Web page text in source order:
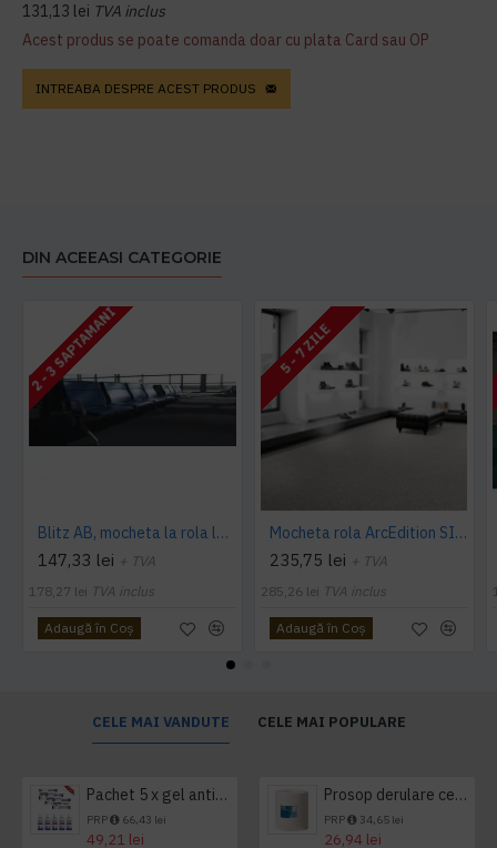
131,13 lei TVA inclus
Acest produs se poate comanda doar cu plata Card sau OP
INTREABA DESPRE ACEST PRODUS
DIN ACEEASI CATEGORIE
2 - 3 SAPTAMANI
Blitz AB, mocheta la rola latime 4 m, Balta Industries
147,33 lei + TVA
178,27 lei TVA inclus
Adaugă în Coş
5 - 7 ZILE
Mocheta rola ArcEdition SIRIOUS AB
235,75 lei + TVA
285,26 lei TVA inclus
Adaugă în Coş
CELE MAI VANDUTE CELE MAI POPULARE
Pachet 5 x gel antibacterian 50ml si 3 x Servetele antibacteriene 48 buc Hygienium
PRP 66,43 lei
49,21 lei
Prosop derulare centrala 1 pliu, 300 m Tork
PRP 34,65 lei
26,94 lei